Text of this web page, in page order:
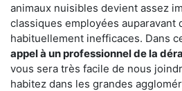
animaux nuisibles devient assez
classiques employées auparavant
habituellement inefficaces. Dans
appel à un professionnel de la
vous sera très facile de nous
habitez dans les grandes